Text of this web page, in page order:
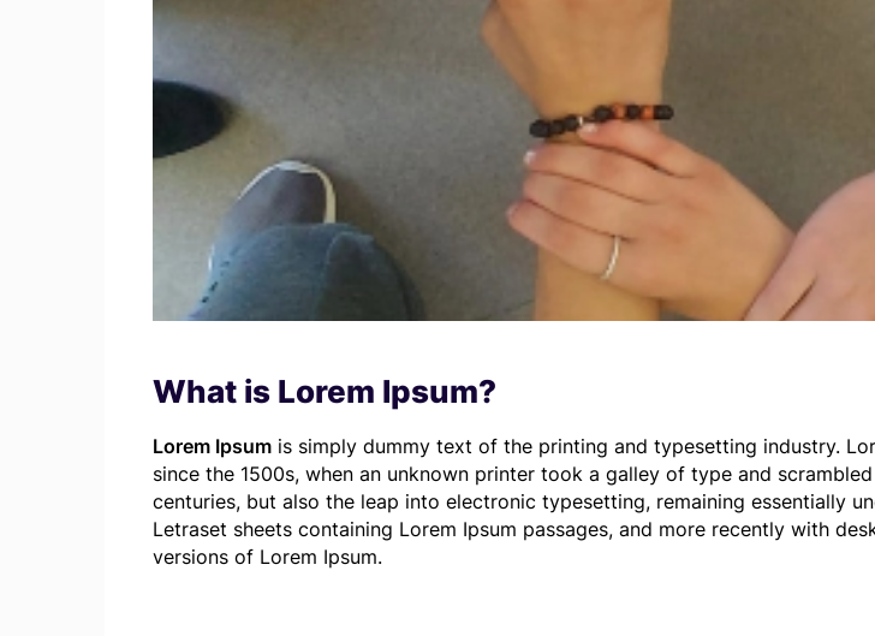
What is Lorem Ipsum?
Lorem Ipsum is simply dummy text of the printing and typesetting industry.
since the 1500s, when an unknown printer took a galley of type and
centuries, but also the leap into electronic typesetting, remaining essentially
Letraset sheets containing Lorem Ipsum passages, and more recently with
versions of Lorem Ipsum.